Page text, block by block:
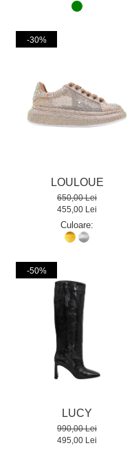
-30%
LOULOUE
650,00 Lei
455,00 Lei
Culoare:
-50%
LUCY
990,00 Lei
495,00 Lei